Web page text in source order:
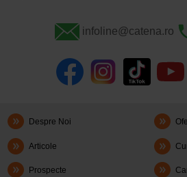
infoline@catena.ro
Despre Noi
Articole
Prospecte